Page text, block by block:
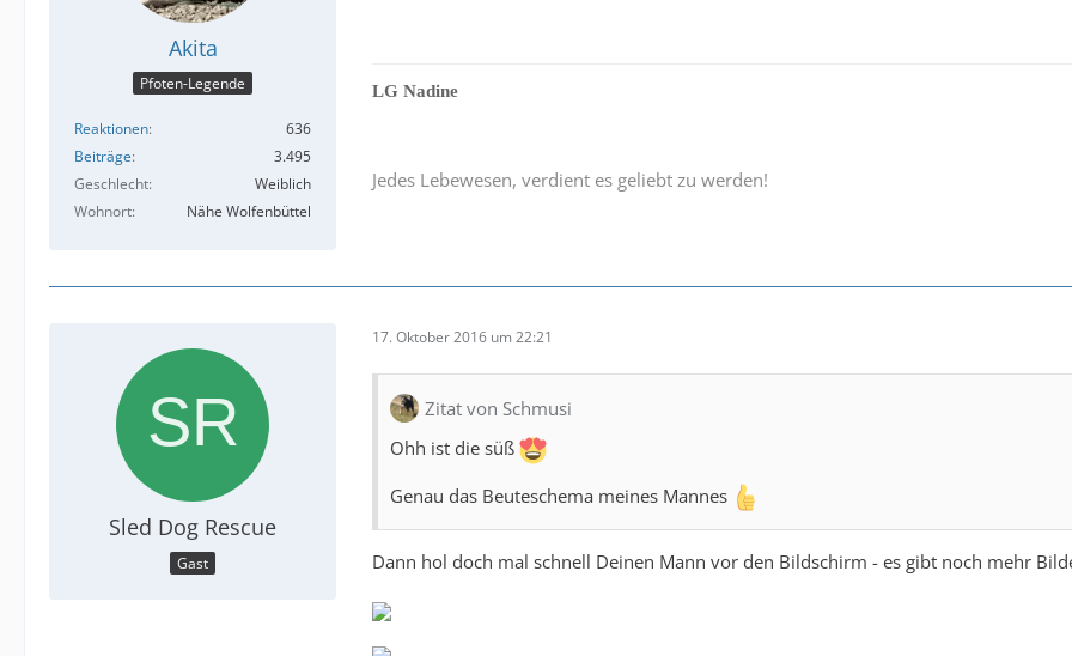
Akita
Pfoten-Legende
Reaktionen
636
Beiträge
3.495
Geschlecht
Weiblich
Wohnort
Nähe Wolfenbüttel
LG Nadine
Jedes Lebewesen, verdient es geliebt zu werden!
Sled Dog Rescue
Gast
17. Oktober 2016 um 22:21
Zitat von Schmusi
Ohh ist die süß
Genau das Beuteschema meines Mannes
Dann hol doch mal schnell Deinen Mann vor den Bildschirm - es gibt noch mehr